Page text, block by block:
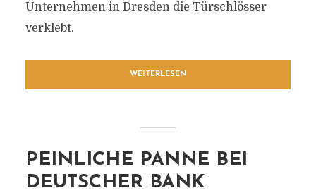
Unternehmen in Dresden die Türschlösser
verklebt.
WEITERLESEN
PEINLICHE PANNE BEI
DEUTSCHER BANK